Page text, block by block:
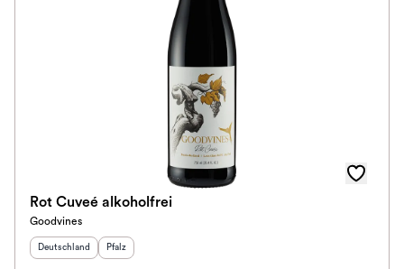
Rot Cuveé alkoholfrei
Goodvines
Herkunftsland
Deutschland Herkunftsregion
Pfalz